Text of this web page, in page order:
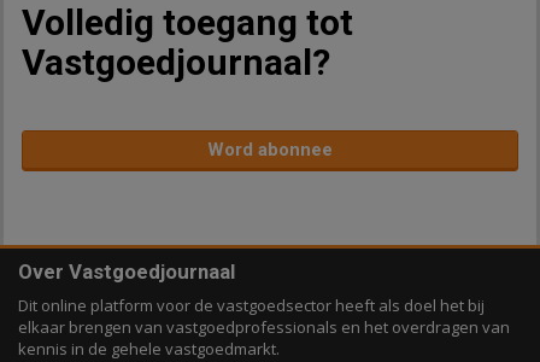
Volledig toegang tot
Vastgoedjournaal?
Word abonnee
Over Vastgoedjournaal
Dit online platform voor de vastgoedsector heeft als doel het bij
elkaar brengen van vastgoedprofessionals en het overdragen van
kennis in de gehele vastgoedmarkt.